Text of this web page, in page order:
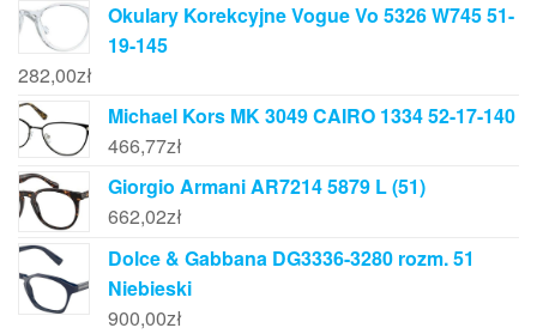
Okulary Korekcyjne Vogue Vo 5326 W745 51-
19-145
282,00zł
Michael Kors MK 3049 CAIRO 1334 52-17-140
466,77zł
Giorgio Armani AR7214 5879 L (51)
662,02zł
Dolce & Gabbana DG3336-3280 rozm. 51
Niebieski
900,00zł